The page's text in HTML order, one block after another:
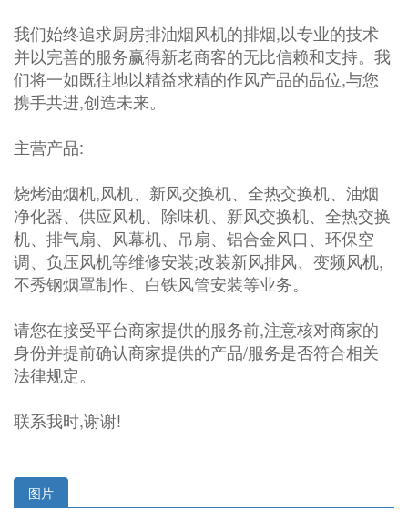
我们始终追求厨房排油烟风机的排烟,以专业的技术
并以完善的服务赢得新老商客的无比信赖和支持。我
们将一如既往地以精益求精的作风产品的品位,与您
携手共进,创造未来。
主营产品:
烧烤油烟机,风机、新风交换机、全热交换机、油烟
净化器、供应风机、除味机、新风交换机、全热交换
机、排气扇、风幕机、吊扇、铝合金风口、环保空
调、负压风机等维修安装;改装新风排风、变频风机,
不秀钢烟罩制作、白铁风管安装等业务。
请您在接受平台商家提供的服务前,注意核对商家的
身份并提前确认商家提供的产品/服务是否符合相关
法律规定。
联系我时,谢谢!
图片